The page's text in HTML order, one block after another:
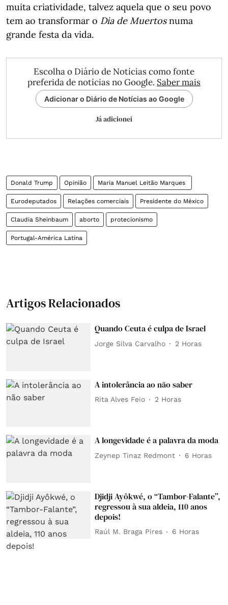
muita criatividade, talvez aquela que o seu povo
tem ao transformar o Dia de Muertosnuma
grande festa da vida.
Escolha o Diário de Notícias como fonte
preferida de notícias no Google. Saber mais
Adicionar o Diário de Notícias ao Google
Já adicionei
Donald Trump Opinião Maria Manuel Leitão Marques
Eurodeputados Relações comerciais Presidente do México
Claudia Sheinbaum aborto protecionismo
Portugal-América Latina
Artigos Relacionados
Quando Ceuta é culpa de Israel
Jorge Silva Carvalho 2 Horas
A intolerância ao não saber
Rita Alves Feio 2 Horas
A longevidade é a palavra da moda
Zeynep Tinaz Redmont 6 Horas
Djidji Ayôkwé, o “Tambor-Falante”,
regressou à sua aldeia, 110 anos
depois!
Raúl M. Braga Pires 6 Horas